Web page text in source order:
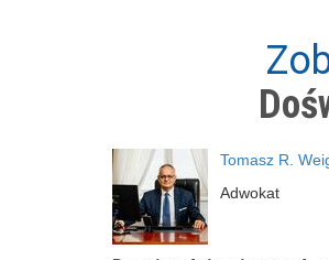
Tomasz R.
Adwokat